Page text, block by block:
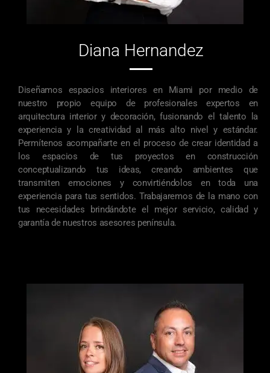
Diana Hernandez
Diseñamos espacios interiores en Miami por medio de
nuestro propio equipo de profesionales expertos en
arquitectura interior y decoración, fusionando el talento la
experiencia y la creatividad al más alto nivel y estándar.
Permítenos acompañarte en el proceso de crear identidad a
los espacios de tus proyectos en construcción
conceptualizando tus ideas, creando ambientes que
transmiten emociones y convirtiéndolos en toda una
experiencia para tus sentidos. Trabajaremos de la mano con
tus necesidades brindándote el mejor servicio, calidad y
garantía de nuestros asesores península.